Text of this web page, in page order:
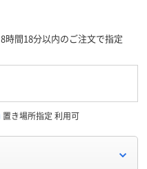
8時間18分以内のご注文で指定
置き場所指定 利用可